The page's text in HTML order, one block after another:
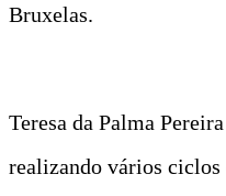
Bruxelas.
Teresa da Palma
realizando vários ciclos